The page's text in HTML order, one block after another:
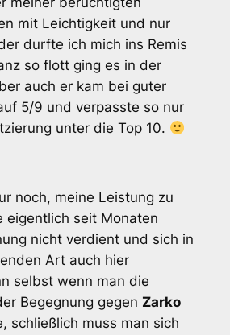
mit Leichtigkeit und nur
durfte ich mich ins Remis
so flott ging es in der
auch er kam bei guter
5/9 und verpasste so nur
unter die Top 10.
noch, meine Leistung zu
eigentlich seit Monaten
nicht verdient und sich in
Art auch hier
selbst wenn man die
Begegnung gegen Zarko
schließlich muss man sich